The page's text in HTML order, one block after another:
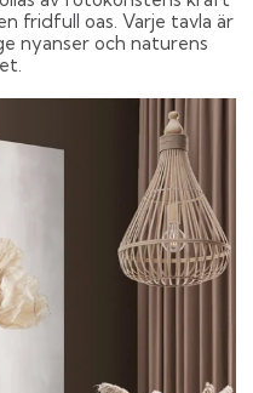
fridfull oas. Varje tavla är
nyanser och naturens